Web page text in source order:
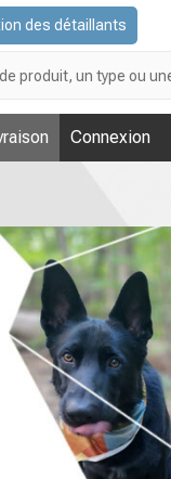
des détaillants
Connexion